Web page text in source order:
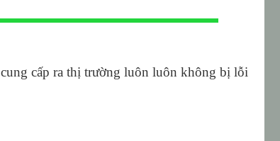
cấp ra thị trường luôn luôn không bị lỗi